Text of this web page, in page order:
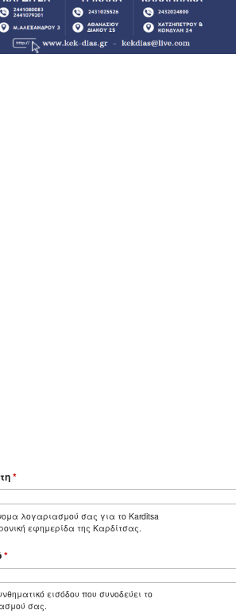
*
λογαριασμού σας για το Karditsa
εφημερίδα της Καρδίτσας.
*
εισόδου που συνοδεύει το
σας.